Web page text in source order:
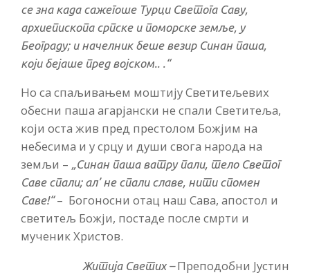
се зна када сажегоше Турци Светога Саву,
архиепископа српске и поморске земље, у
Београду; и начелник беше везир Синан паша,
који бејаше пред војском.. .“
Но са спаљивањем моштију Светитељевих
обесни паша агарјански не спали Светитеља,
који оста жив пред престолом Божјим на
небесима и у срцу и души свога народа на
земљи – „Синан паша ватру пали, тело Светог
Саве спали; ал’ не спали славе, нити спомен
Саве!“– Богоносни отац наш Сава, апостол и
светитељ Божји, постаде после смрти и
мученик Христов.
Житија Светих –Преподобни Јустин